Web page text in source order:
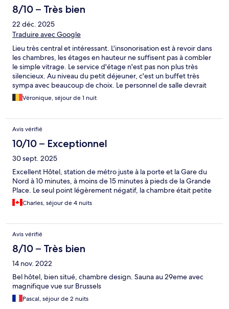
8/10 – Très bien
22 déc. 2025
Traduire avec Google
Lieu très central et intéressant. L'insonorisation est à revoir dans
les chambres, les étages en hauteur ne suffisent pas à combler
le simple vitrage. Le service d'étage n'est pas non plus très
silencieux. Au niveau du petit déjeuner, c'est un buffet très
sympa avec beaucoup de choix. Le personnel de salle devrait
être un peu plus attentif aux demandes des clients.
Véronique, séjour de 1 nuit
Avis vérifié
10/10 – Exceptionnel
30 sept. 2025
Excellent Hôtel, station de métro juste à la porte et la Gare du
Nord à 10 minutes, à moins de 15 minutes à pieds de la Grande
Place. Le seul point légèrement négatif, la chambre était petite
Charles, séjour de 4 nuits
Avis vérifié
8/10 – Très bien
14 nov. 2022
Bel hôtel, bien situé, chambre design. Sauna au 29eme avec
magnifique vue sur Brussels
Pascal, séjour de 2 nuits